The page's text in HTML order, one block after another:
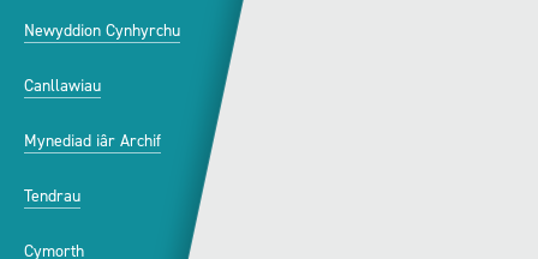
Newyddion Cynhyrchu
Canllawiau
Mynediad iâr Archif
Tendrau
Cymorth